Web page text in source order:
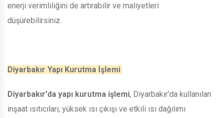
enerji verimliliğini de artırabilir ve maliyetleri
düşürebilirsiniz.
Diyarbakır Yapı Kurutma İşlemi
Diyarbakır'da yapı kurutma işlemi, Diyarbakır'da kullanılan
inşaat ısıtıcıları, yüksek ısı çıkışı ve etkili ısı dağılımı